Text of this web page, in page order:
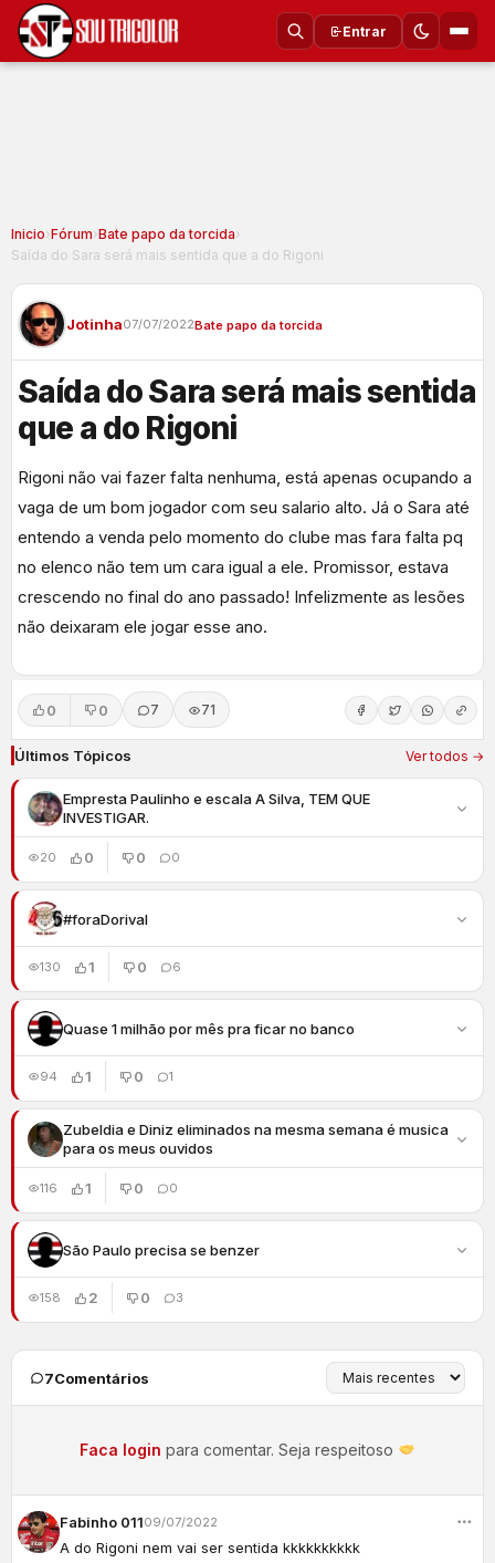
Entrar
Inicio›Fórum›Bate papo da torcida›
Saída do Sara será mais sentida que a do Rigoni
Jotinha07/07/2022Bate papo da torcida
Saída do Sara será mais sentida
que a do Rigoni
Rigoni não vai fazer falta nenhuma, está apenas ocupando a
vaga de um bom jogador com seu salario alto. Já o Sara até
entendo a venda pelo momento do clube mas fara falta pq
no elenco não tem um cara igual a ele. Promissor, estava
crescendo no final do ano passado! Infelizmente as lesões
não deixaram ele jogar esse ano.
0 0 7 71
Últimos Tópicos Ver todos →
Empresta Paulinho e escala A Silva, TEM QUE
INVESTIGAR.
20 0 0 0
#foraDorival
130 1 0 6
Quase 1 milhão por mês pra ficar no banco
94 1 0 1
Zubeldia e Diniz eliminados na mesma semana é musica
para os meus ouvidos
116 1 0 0
São Paulo precisa se benzer
158 2 0 3
7Comentários
Faca login para comentar. Seja respeitoso
Fabinho 01109/07/2022
A do Rigoni nem vai ser sentida kkkkkkkkkk